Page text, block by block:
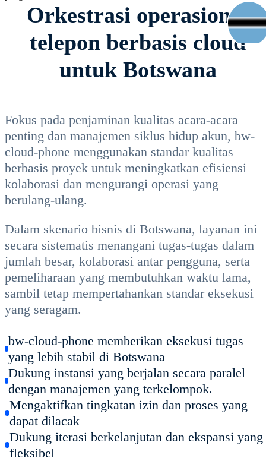
Orkestrasi operasional
telepon berbasis cloud
untuk Botswana
Fokus pada penjaminan kualitas acara-acara
penting dan manajemen siklus hidup akun, bw-
cloud-phone menggunakan standar kualitas
berbasis proyek untuk meningkatkan efisiensi
kolaborasi dan mengurangi operasi yang
berulang-ulang.
Dalam skenario bisnis di Botswana, layanan ini
secara sistematis menangani tugas-tugas dalam
jumlah besar, kolaborasi antar pengguna, serta
pemeliharaan yang membutuhkan waktu lama,
sambil tetap mempertahankan standar eksekusi
yang seragam.
bw-cloud-phone memberikan eksekusi tugas
yang lebih stabil di Botswana
Dukung instansi yang berjalan secara paralel
dengan manajemen yang terkelompok.
Mengaktifkan tingkatan izin dan proses yang
dapat dilacak
Dukung iterasi berkelanjutan dan ekspansi yang
fleksibel